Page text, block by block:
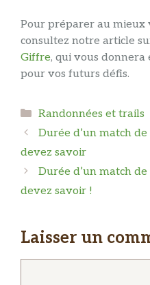
Pour préparer au mieux
consultez notre article
Giffre, qui vous donnera
pour vos futurs défis.
Catégories
Randonnées et trails
Durée d’un match
devez savoir
Durée d’un match
devez savoir !
Laisser un